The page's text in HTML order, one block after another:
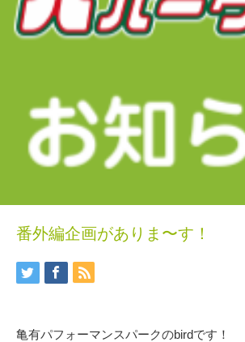
番外編企画がありま〜す！
亀有パフォーマンスパークのbirdです！